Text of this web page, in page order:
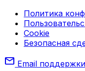
Политика
Cookie
Безопасная
mail Email поддержки